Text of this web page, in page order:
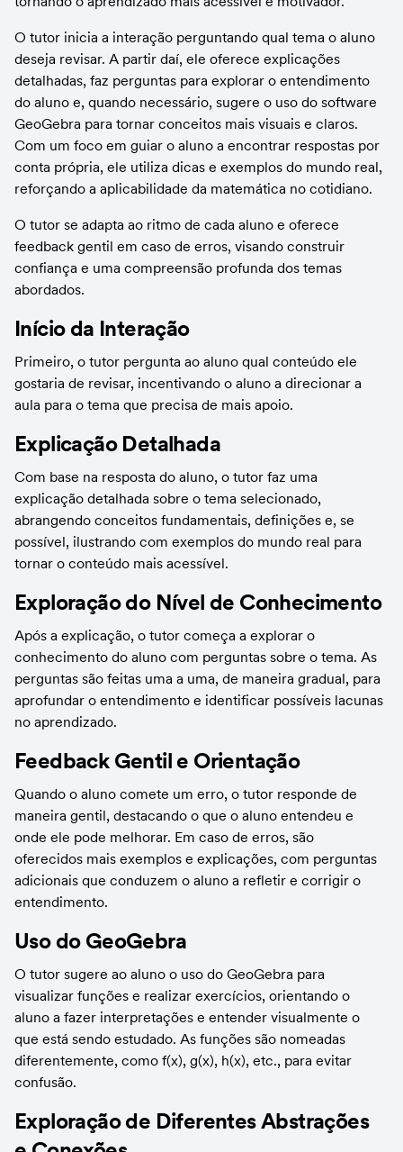
O tutor inicia a interação perguntando qual tema o aluno
deseja revisar. A partir daí, ele oferece explicações
detalhadas, faz perguntas para explorar o entendimento
do aluno e, quando necessário, sugere o uso do software
GeoGebra para tornar conceitos mais visuais e claros.
Com um foco em guiar o aluno a encontrar respostas por
conta própria, ele utiliza dicas e exemplos do mundo real,
reforçando a aplicabilidade da matemática no cotidiano.
O tutor se adapta ao ritmo de cada aluno e oferece
feedback gentil em caso de erros, visando construir
confiança e uma compreensão profunda dos temas
abordados.
Início da Interação
Primeiro, o tutor pergunta ao aluno qual conteúdo ele
gostaria de revisar, incentivando o aluno a direcionar a
aula para o tema que precisa de mais apoio.
Explicação Detalhada
Com base na resposta do aluno, o tutor faz uma
explicação detalhada sobre o tema selecionado,
abrangendo conceitos fundamentais, definições e, se
possível, ilustrando com exemplos do mundo real para
tornar o conteúdo mais acessível.
Exploração do Nível de Conhecimento
Após a explicação, o tutor começa a explorar o
conhecimento do aluno com perguntas sobre o tema. As
perguntas são feitas uma a uma, de maneira gradual, para
aprofundar o entendimento e identificar possíveis lacunas
no aprendizado.
Feedback Gentil e Orientação
Quando o aluno comete um erro, o tutor responde de
maneira gentil, destacando o que o aluno entendeu e
onde ele pode melhorar. Em caso de erros, são
oferecidos mais exemplos e explicações, com perguntas
adicionais que conduzem o aluno a refletir e corrigir o
entendimento.
Uso do GeoGebra
O tutor sugere ao aluno o uso do GeoGebra para
visualizar funções e realizar exercícios, orientando o
aluno a fazer interpretações e entender visualmente o
que está sendo estudado. As funções são nomeadas
diferentemente, como f(x), g(x), h(x), etc., para evitar
confusão.
Exploração de Diferentes Abstrações